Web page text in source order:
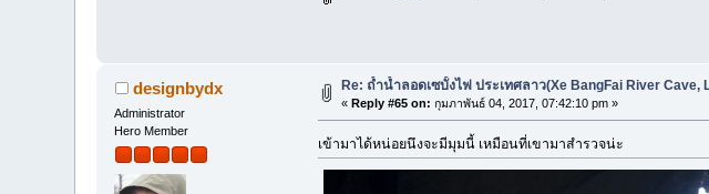
designbydx
Administrator
Hero Member
Re: ถ้ำน้ำลอดเซบั้งไฟ ประเทศลาว(Xe BangFai River Cave,
«Reply #65 on: กุมภาพันธ์ 04, 2017, 07:42:10 pm »
เข้ามาได้หน่อยนึงจะมีมุมนี้ เหมือนที่เขามาสำรวจน่ะ